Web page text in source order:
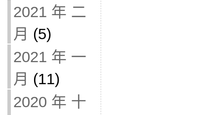
2021 年 二
月 (5)
2021 年 一
月 (11)
2020 年 十